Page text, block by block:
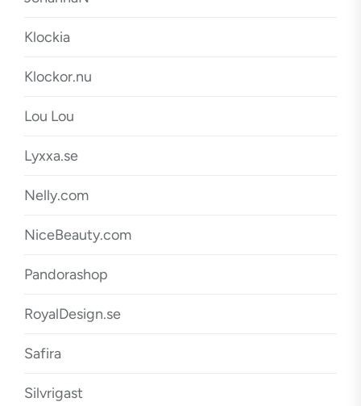
Klockia
Klockor.nu
Lou Lou
Lyxxa.se
Nelly.com
NiceBeauty.com
Pandorashop
RoyalDesign.se
Safira
Silvrigast